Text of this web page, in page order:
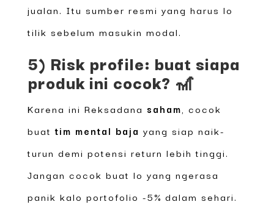
jualan. Itu sumber resmi yang harus lo
tilik sebelum masukin modal.
5) Risk profile: buat siapa
produk ini cocok? 🎢
Karena ini Reksadana saham , cocok
buattim mental baja yang siap naik-
turun demi potensi return lebih tinggi.
Jangan cocok buat lo yang ngerasa
panik kalo portofolio -5% dalam sehari.